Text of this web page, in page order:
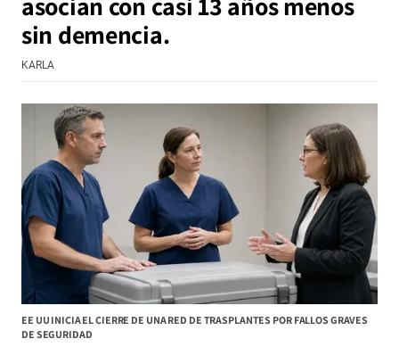
sin demencia.
KARLA
EE UU INICIA EL CIERRE DE UNA RED DE TRASPLANTES POR FALLOS GRAVES
DE SEGURIDAD